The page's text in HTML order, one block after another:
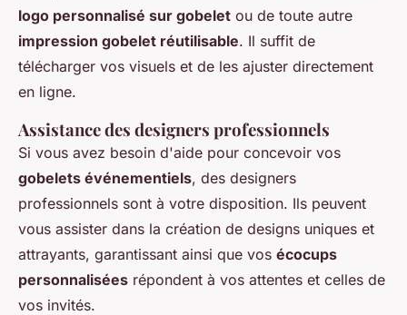
logo personnalisé sur gobelet ou de toute autre
impression gobelet réutilisable. Il suffit de
télécharger vos visuels et de les ajuster directement
en ligne.
Assistance des designers professionnels
Si vous avez besoin d'aide pour concevoir vos
gobelets événementiels, des designers
professionnels sont à votre disposition. Ils peuvent
vous assister dans la création de designs uniques et
attrayants, garantissant ainsi que vos écocups
personnalisées répondent à vos attentes et celles de
vos invités.